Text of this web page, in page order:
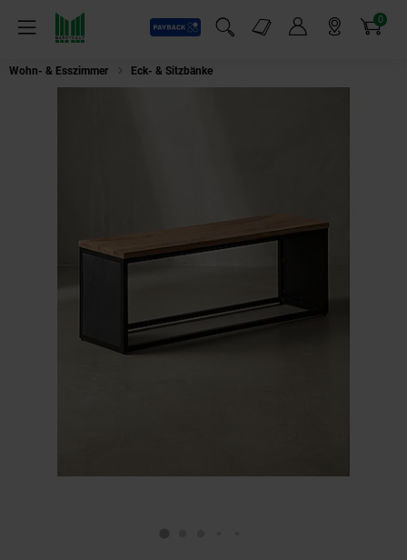
Menü
Payback
Suchfeld einblenden
Markt-Angebote 0
Artikel
Wohn- & Esszimmer Eck- & Sitzbänke